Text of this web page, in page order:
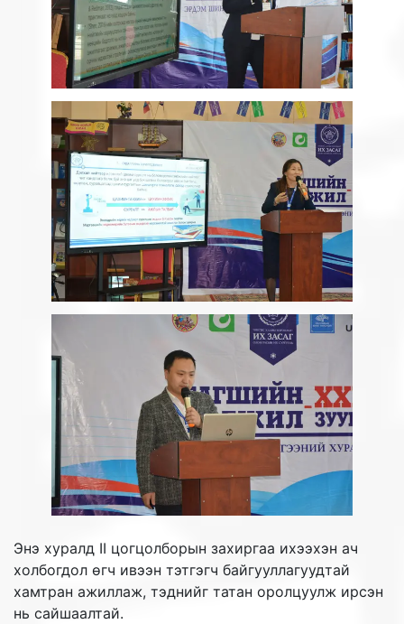
Энэ хуралд II цогцолборын захиргаа ихээхэн ач
холбогдол өгч ивээн тэтгэгч байгууллагуудтай
хамтран ажиллаж, тэднийг татан оролцуулж ирсэн
нь сайшаалтай.